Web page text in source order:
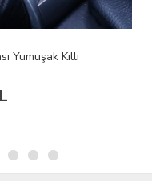
Yumuşak Kıllı